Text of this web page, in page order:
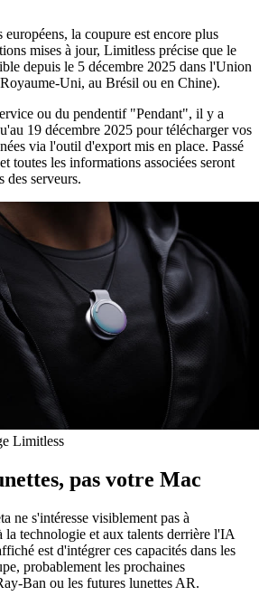
la coupure est encore plus
mises à jour, Limitless précise que le
depuis le 5 décembre 2025 dans l'Union
Uni, au Brésil ou en Chine).
ou du pendentif "Pendant", il y a
19 décembre 2025 pour télécharger vos
via l'outil d'export mis en place. Passé
toutes les informations associées seront
des serveurs.
Limitless
pas votre Mac
ne s'intéresse visiblement pas à
technologie et aux talents derrière l'IA
est d'intégrer ces capacités dans les
probablement les prochaines
Ban ou les futures lunettes AR.